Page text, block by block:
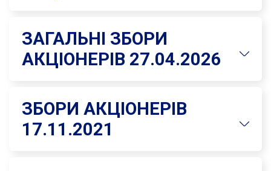
ЗАГАЛЬНІ ЗБОРИ
АКЦІОНЕРІВ 27.04.2026
ЗБОРИ АКЦІОНЕРІВ
17.11.2021